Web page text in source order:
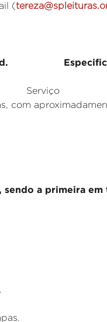
(
com
sendo a primeira